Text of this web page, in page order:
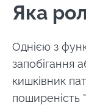
Яка
Однією з
запобігання
кишківник
поширеність